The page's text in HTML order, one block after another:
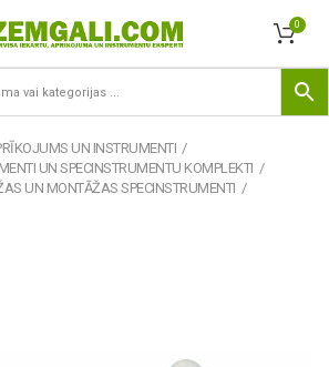
0
UN INSTRUMENTI
UN SPECINSTRUMENTU KOMPLEKTI
UN MONTĀŽAS SPECINSTRUMENTI